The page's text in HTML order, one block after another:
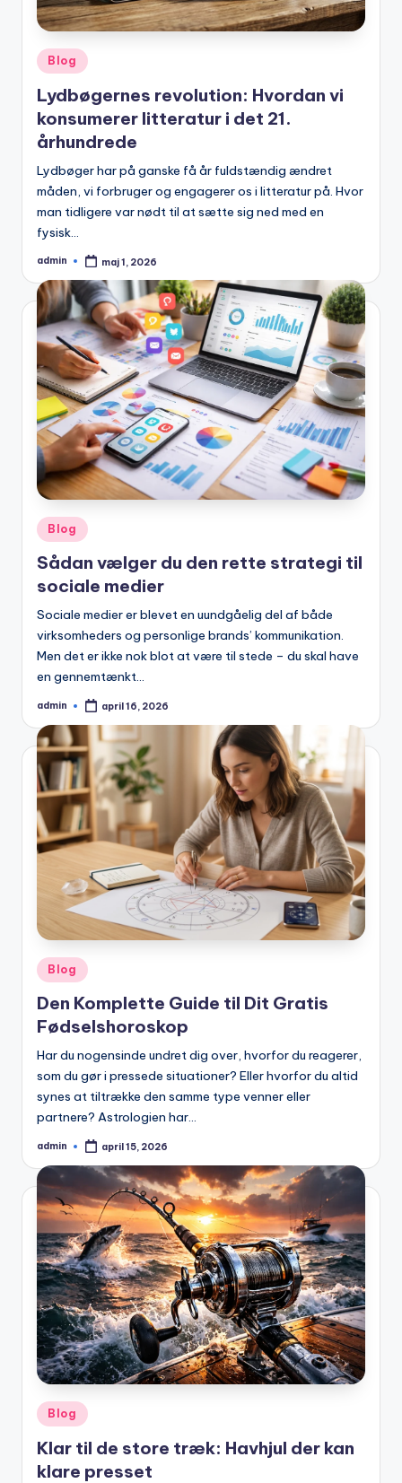
Posted
Blog
Lydbøgernes revolution: Hvordan vi
konsumerer litteratur i det 21.
århundrede
Lydbøger har på ganske få år fuldstændig ændret
måden, vi forbruger og engagerer os i litteratur på. Hvor
man tidligere var nødt til at sætte sig ned med en
fysisk…
Posted
admin maj 1, 2026
Posted
in
Blog
Sådan vælger du den rette strategi til
sociale medier
Sociale medier er blevet en uundgåelig del af både
virksomheders og personlige brands’ kommunikation.
Men det er ikke nok blot at være til stede – du skal have
en gennemtænkt…
Posted
admin april 16, 2026
Posted
in
Blog
Den Komplette Guide til Dit Gratis
Fødselshoroskop
Har du nogensinde undret dig over, hvorfor du reagerer,
som du gør i pressede situationer? Eller hvorfor du altid
synes at tiltrække den samme type venner eller
partnere? Astrologien har…
Posted
admin april 15, 2026
Posted
in
Blog
Klar til de store træk: Havhjul der kan
klare presset